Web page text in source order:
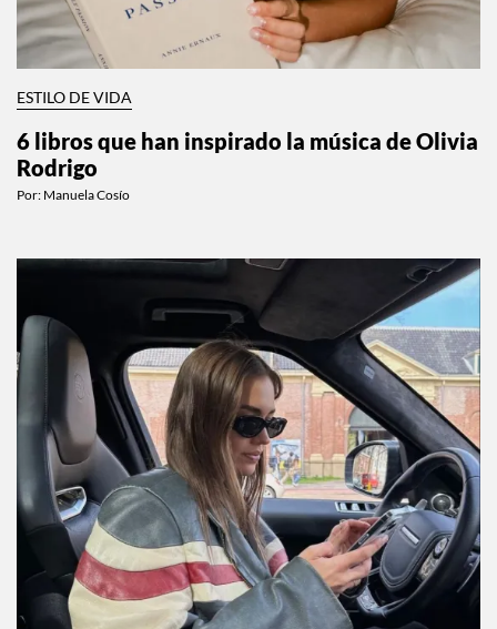
ESTILO DE VIDA
6 libros que han inspirado la música de Olivia
Rodrigo
Por: Manuela Cosío